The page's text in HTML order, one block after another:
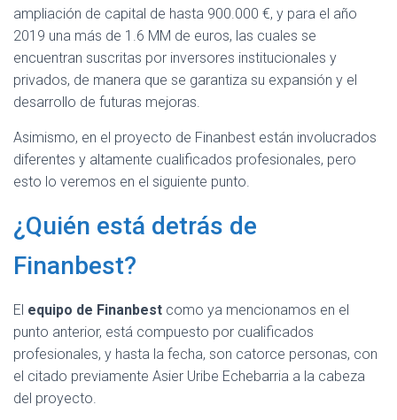
ampliación de capital de hasta 900.000 €, y para el año
2019 una más de 1.6 MM de euros, las cuales se
encuentran suscritas por inversores institucionales y
privados, de manera que se garantiza su expansión y el
desarrollo de futuras mejoras.
Asimismo, en el proyecto de Finanbest están involucrados
diferentes y altamente cualificados profesionales, pero
esto lo veremos en el siguiente punto.
¿Quién está detrás de
Finanbest?
El equipo de Finanbest como ya mencionamos en el
punto anterior, está compuesto por cualificados
profesionales, y hasta la fecha, son catorce personas, con
el citado previamente Asier Uribe Echebarria a la cabeza
del proyecto.